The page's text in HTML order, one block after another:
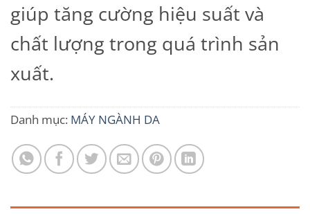
giúp tăng cường hiệu suất và
chất lượng trong quá trình sản
xuất.
Danh mục: MÁY NGÀNH DA